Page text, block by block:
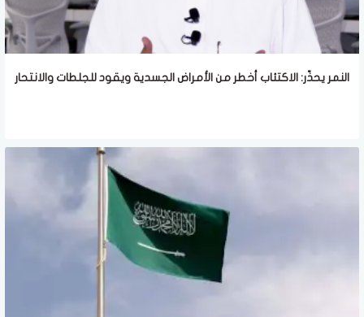
النمر يحذّر: الاكتئاب أخطر من الأمراض الجسدية ويقود للجلطات والانتحار